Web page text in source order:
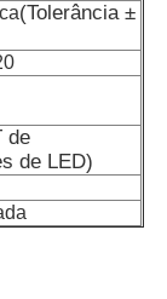
(Tolerância ±
de
de LED)